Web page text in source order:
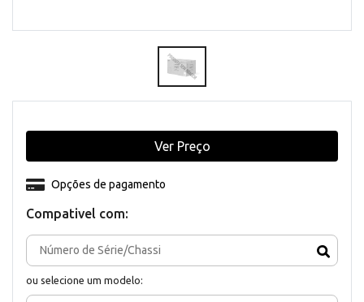
Compativel com:
ou selecione um modelo:
Opções de pagamento
Ver Preço